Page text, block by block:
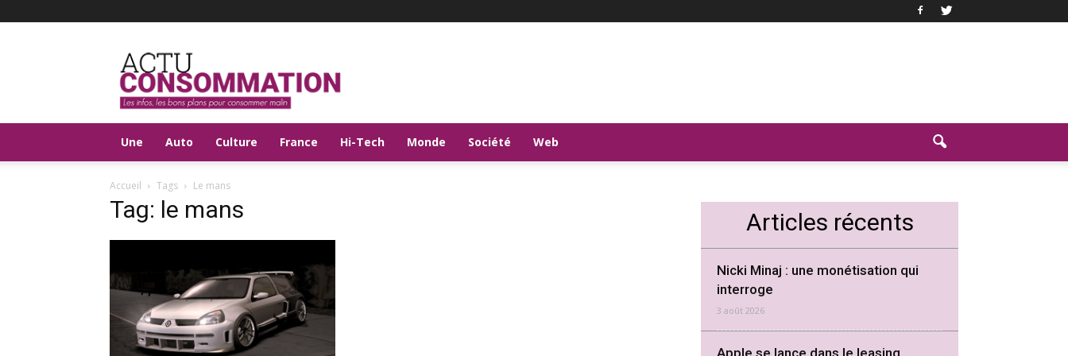
Actu
Consommation
Une Auto Culture France Hi-Tech Monde Société Web
Accueil Tags Le mans
Tag: le mans Articles récents
Nicki Minaj : une monétisation qui
interroge
3 août 2026
Apple se lance dans le leasing